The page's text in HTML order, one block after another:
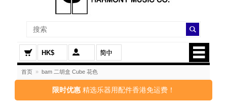
HK$
首页 » bam 二胡盒 Cube 花色
限时优惠 精选乐器用配件香港免运费！